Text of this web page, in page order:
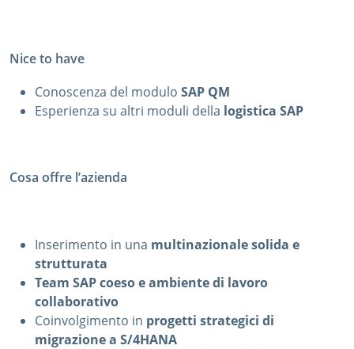
Nice to have
Conoscenza del modulo SAP QM
Esperienza su altri moduli della logistica SAP
Cosa offre l’azienda
Inserimento in una multinazionale solida e
strutturata
Team SAP coeso e ambiente di lavoro
collaborativo
Coinvolgimento in progetti strategici di
migrazione a S/4HANA